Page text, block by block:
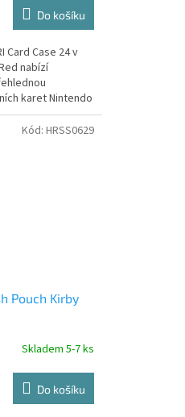
Do košíku
Card Case 24 v
nabízí
karet Nintendo
společnostmi
Company.
Pouch Kirby
Skladem 5-7 ks
Do košíku
Kód: HRSS0629